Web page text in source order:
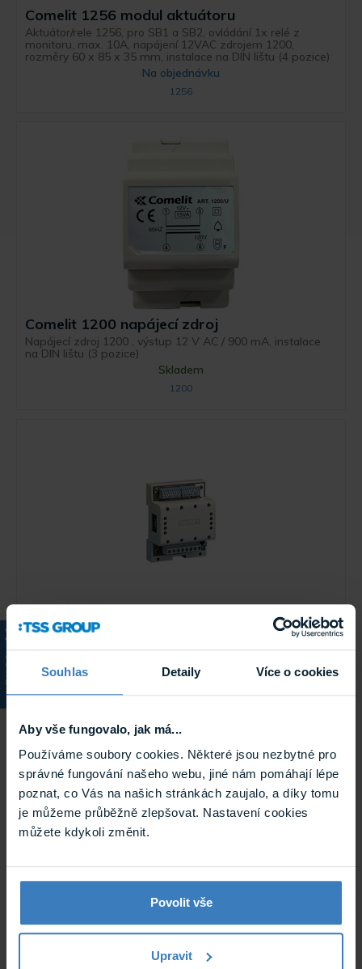
Souhlas Detaily Více o cookies
Aby vše fungovalo, jak má...
Používáme soubory cookies. Některé jsou nezbytné pro
správné fungování našeho webu, jiné nám pomáhají lépe
poznat, co Vás na našich stránkách zaujalo, a díky tomu
je můžeme průběžně zlepšovat. Nastavení cookies
můžete kdykoli změnit.
Povolit vše
Upravit
KATALOG
Comelit 1256 modul aktuátoru
Aktuátor/rele 1256, pro SB1 a SB2, ovládání 1x relé z
monitoru, max. 10A, napájení 12VAC zdrojem 1200,
rozměry 60 x 85 x 35 mm, instalace na DIN lištu (4 pozice)
Na objednávku
1256
Comelit 1200 napájecí zdroj
Napájecí zdroj 1200 , výstup 12 V AC / 900 mA, instalace
na DIN lištu (3 pozice)
Skladem
1200
Comelit 1424 Modul přepínače
Přepínací jednotka 1424 pro SB1 vchodové jednotky a
příslušenství, zapojení jako odbočka ze sběrnice, možnost
Skladem
Comelit 4888C sběrnicový distributor
Mixér – sběrnicový distributor 4888C pro SB1 systém, max.
100 uživatelů (4 větve x 25 uživatelů), napájení 230 VAC,